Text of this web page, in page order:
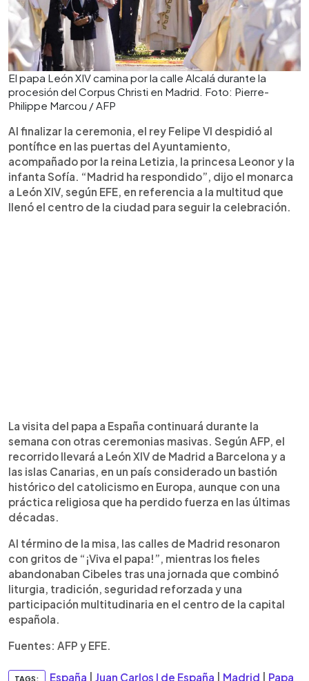
El papa León XIV camina por la calle Alcalá durante la
procesión del Corpus Christi en Madrid. Foto: Pierre-
Philippe Marcou / AFP
Al finalizar la ceremonia, el rey Felipe VI despidió al
pontífice en las puertas del Ayuntamiento,
acompañado por la reina Letizia, la princesa Leonor y la
infanta Sofía. “Madrid ha respondido”, dijo el monarca
a León XIV, según EFE, en referencia a la multitud que
llenó el centro de la ciudad para seguir la celebración.
La visita del papa a España continuará durante la
semana con otras ceremonias masivas. Según AFP, el
recorrido llevará a León XIV de Madrid a Barcelona y a
las islas Canarias, en un país considerado un bastión
histórico del catolicismo en Europa, aunque con una
práctica religiosa que ha perdido fuerza en las últimas
décadas.
Al término de la misa, las calles de Madrid resonaron
con gritos de “¡Viva el papa!”, mientras los fieles
abandonaban Cibeles tras una jornada que combinó
liturgia, tradición, seguridad reforzada y una
participación multitudinaria en el centro de la capital
española.
Fuentes: AFP y EFE.
TAGS: España Juan Carlos I de España Madrid Papa